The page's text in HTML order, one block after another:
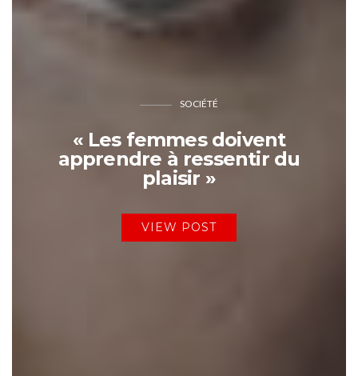
SOCIÉTÉ
« Les femmes doivent
apprendre à ressentir du
plaisir »
VIEW POST